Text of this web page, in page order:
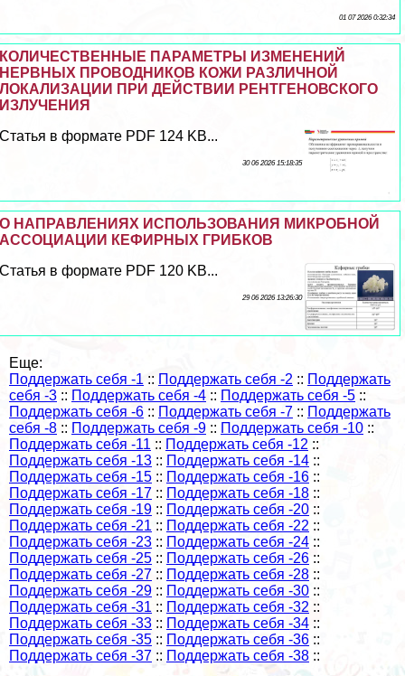
01 07 2026 0:32:34
КОЛИЧЕСТВЕННЫЕ ПАРАМЕТРЫ ИЗМЕНЕНИЙ
НЕРВНЫХ ПРОВОДНИКОВ КОЖИ РАЗЛИЧНОЙ
ЛОКАЛИЗАЦИИ ПРИ ДЕЙСТВИИ РЕНТГЕНОВСКОГО
ИЗЛУЧЕНИЯ
Статья в формате PDF 124 KB...
30 06 2026 15:18:35
О НАПРАВЛЕНИЯХ ИСПОЛЬЗОВАНИЯ МИКРОБНОЙ
АССОЦИАЦИИ КЕФИРНЫХ ГРИБКОВ
Статья в формате PDF 120 KB...
29 06 2026 13:26:30
Еще:
Поддержать себя -1 :: Поддержать себя -2 :: Поддержать
себя -3 :: Поддержать себя -4 :: Поддержать себя -5 ::
Поддержать себя -6 :: Поддержать себя -7 :: Поддержать
себя -8 :: Поддержать себя -9 :: Поддержать себя -10 ::
Поддержать себя -11 :: Поддержать себя -12 ::
Поддержать себя -13 :: Поддержать себя -14 ::
Поддержать себя -15 :: Поддержать себя -16 ::
Поддержать себя -17 :: Поддержать себя -18 ::
Поддержать себя -19 :: Поддержать себя -20 ::
Поддержать себя -21 :: Поддержать себя -22 ::
Поддержать себя -23 :: Поддержать себя -24 ::
Поддержать себя -25 :: Поддержать себя -26 ::
Поддержать себя -27 :: Поддержать себя -28 ::
Поддержать себя -29 :: Поддержать себя -30 ::
Поддержать себя -31 :: Поддержать себя -32 ::
Поддержать себя -33 :: Поддержать себя -34 ::
Поддержать себя -35 :: Поддержать себя -36 ::
Поддержать себя -37 :: Поддержать себя -38 ::